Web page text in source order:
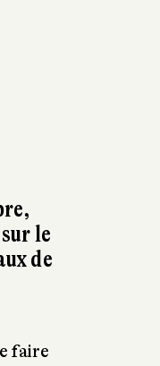
le
de
faire